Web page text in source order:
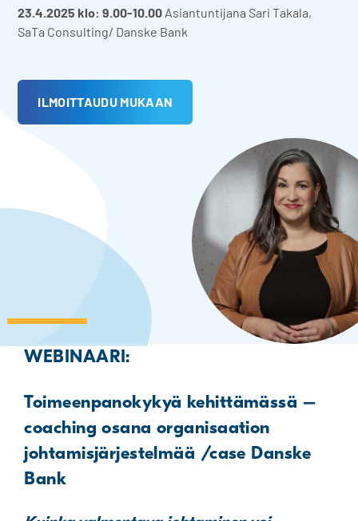
23.4.2025 klo: 9.00-10.00 Asiantuntijana Sari Takala,
SaTa Consulting/ Danske Bank
ILMOITTAUDU MUKAAN
WEBINAARI:
Toimeenpanokykyä kehittämässä –
coaching osana organisaation
johtamisjärjestelmää /case Danske
Bank